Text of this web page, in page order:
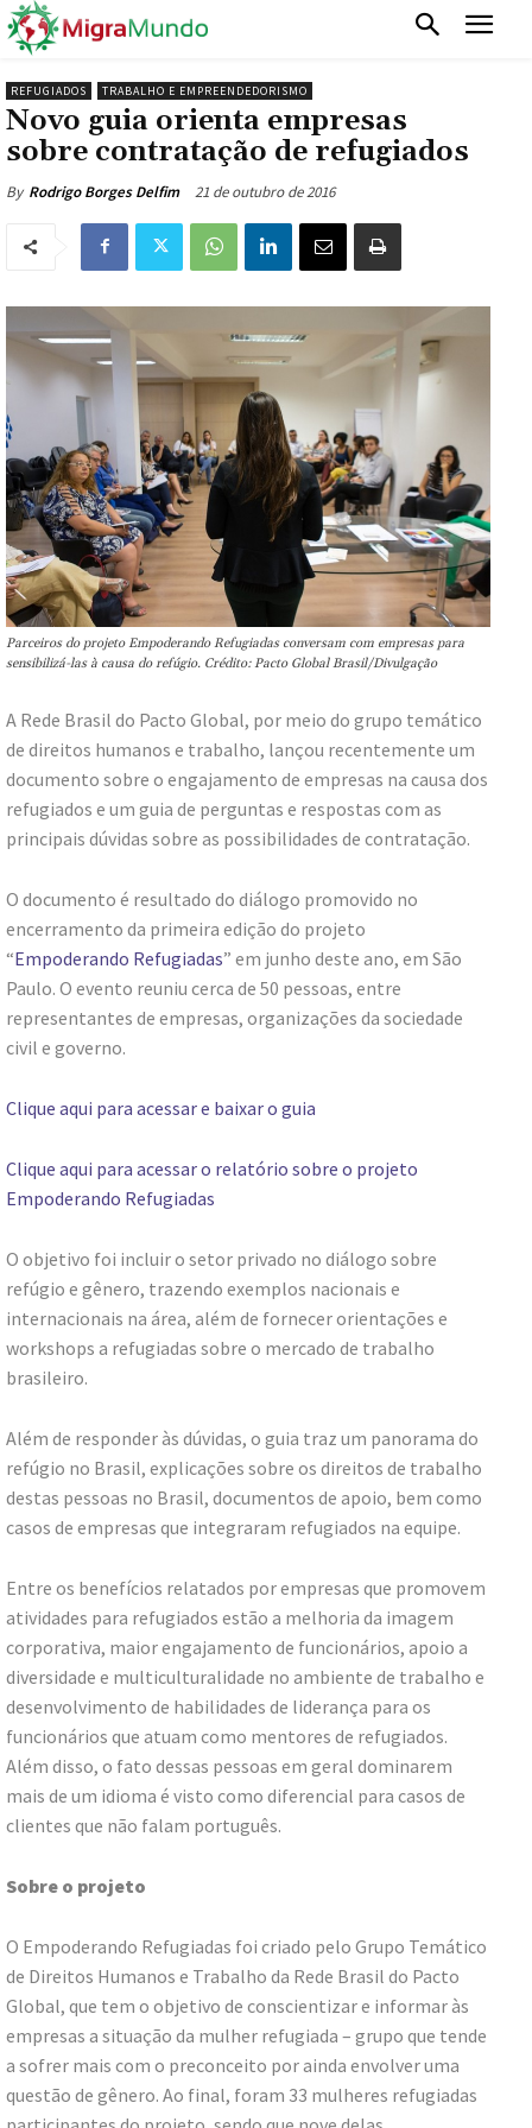
REFUGIADOS TRABALHO E EMPREENDEDORISMO
Novo guia orienta empresas
sobre contratação de refugiados
By Rodrigo Borges Delfim 21 de outubro de 2016
Parceiros do projeto Empoderando Refugiadas conversam com empresas para
sensibilizá-las à causa do refúgio. Crédito: Pacto Global Brasil/Divulgação
A Rede Brasil do Pacto Global, por meio do grupo temático
de direitos humanos e trabalho, lançou recentemente um
documento sobre o engajamento de empresas na causa dos
refugiados e um guia de perguntas e respostas com as
principais dúvidas sobre as possibilidades de contratação.
O documento é resultado do diálogo promovido no
encerramento da primeira edição do projeto
“Empoderando Refugiadas” em junho deste ano, em São
Paulo. O evento reuniu cerca de 50 pessoas, entre
representantes de empresas, organizações da sociedade
civil e governo.
Clique aqui para acessar e baixar o guia
Clique aqui para acessar o relatório sobre o projeto
Empoderando Refugiadas
O objetivo foi incluir o setor privado no diálogo sobre
refúgio e gênero, trazendo exemplos nacionais e
internacionais na área, além de fornecer orientações e
workshops a refugiadas sobre o mercado de trabalho
brasileiro.
Além de responder às dúvidas, o guia traz um panorama do
refúgio no Brasil, explicações sobre os direitos de trabalho
destas pessoas no Brasil, documentos de apoio, bem como
casos de empresas que integraram refugiados na equipe.
Entre os benefícios relatados por empresas que promovem
atividades para refugiados estão a melhoria da imagem
corporativa, maior engajamento de funcionários, apoio a
diversidade e multiculturalidade no ambiente de trabalho e
desenvolvimento de habilidades de liderança para os
funcionários que atuam como mentores de refugiados.
Além disso, o fato dessas pessoas em geral dominarem
mais de um idioma é visto como diferencial para casos de
clientes que não falam português.
Sobre o projeto
O Empoderando Refugiadas foi criado pelo Grupo Temático
de Direitos Humanos e Trabalho da Rede Brasil do Pacto
Global, que tem o objetivo de conscientizar e informar às
empresas a situação da mulher refugiada – grupo que tende
a sofrer mais com o preconceito por ainda envolver uma
questão de gênero. Ao final, foram 33 mulheres refugiadas